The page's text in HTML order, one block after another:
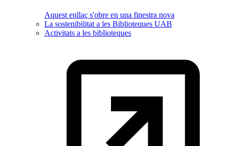
Aquest enllaç s'obre en una finestra nova
La sostenibilitat a les Biblioteques UAB
Activitats a les biblioteques